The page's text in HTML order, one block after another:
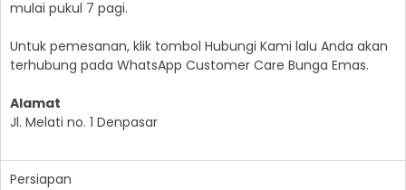
mulai pukul 7 pagi.
Untuk pemesanan, klik tombol Hubungi Kami lalu Anda akan
terhubung pada WhatsApp Customer Care Bunga Emas.
Alamat
Jl. Melati no. 1 Denpasar
Persiapan